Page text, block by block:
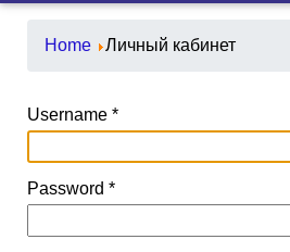
Home Личный кабинет
Username *
Password *